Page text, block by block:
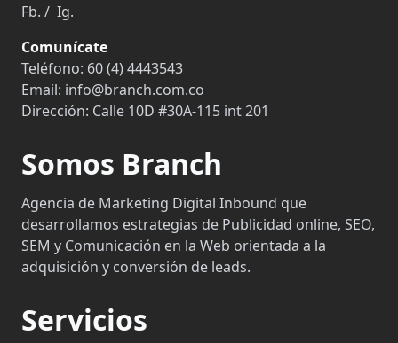
Fb. / Ig.
Comunícate
Teléfono: 60 (4) 4443543
Email: info@branch.com.co
Dirección: Calle 10D #30A-115 int 201
Somos Branch
Agencia de Marketing Digital Inbound que
desarrollamos estrategias de Publicidad online, SEO,
SEM y Comunicación en la Web orientada a la
adquisición y conversión de leads.
Servicios